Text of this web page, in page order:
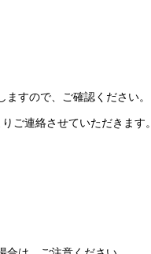
すので、ご確認ください。
ご連絡させていただきます。